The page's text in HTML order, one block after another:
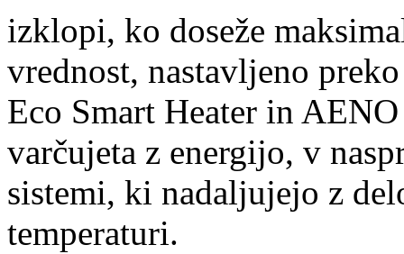
izklopi, ko doseže
vrednost, nastavljeno
Eco Smart Heater in
varčujeta z energijo, v
sistemi, ki nadaljujejo z
temperaturi.